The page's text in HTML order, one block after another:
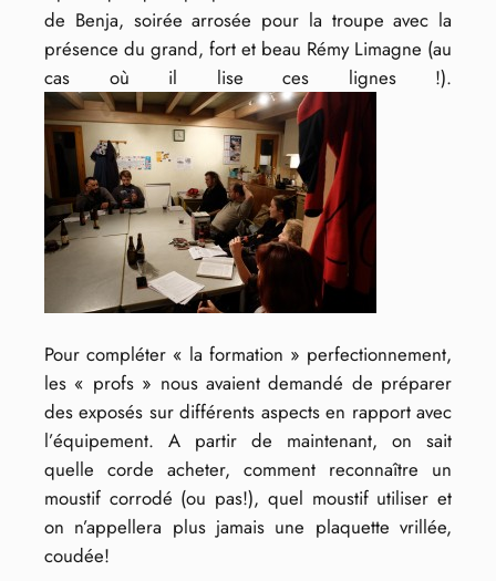
de Benja, soirée arrosée pour la troupe avec la
présence du grand, fort et beau Rémy Limagne (au
cas où il lise ces lignes !).
Pour compléter « la formation » perfectionnement,
les « profs » nous avaient demandé de préparer
des exposés sur différents aspects en rapport avec
l’équipement. A partir de maintenant, on sait
quelle corde acheter, comment reconnaître un
moustif corrodé (ou pas!), quel moustif utiliser et
on n’appellera plus jamais une plaquette vrillée,
coudée!